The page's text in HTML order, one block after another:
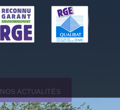
NOS ACTUALITÉS